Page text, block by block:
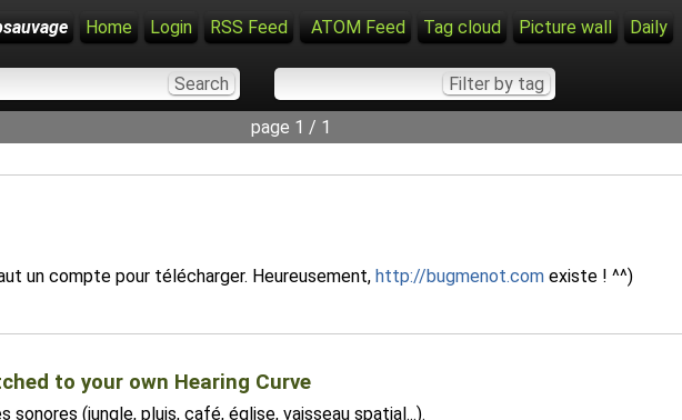
Home Login RSS Feed ATOM Feed Tag cloud Picture wall Daily
page 1 / 1
un compte pour télécharger. Heureusement, http://bugmenot.com existe ! ^^)
to your own Hearing Curve
sonores (jungle, pluis, café, église, vaisseau spatial...).